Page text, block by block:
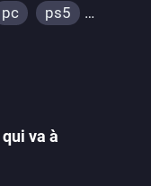
pc
ps5
va à